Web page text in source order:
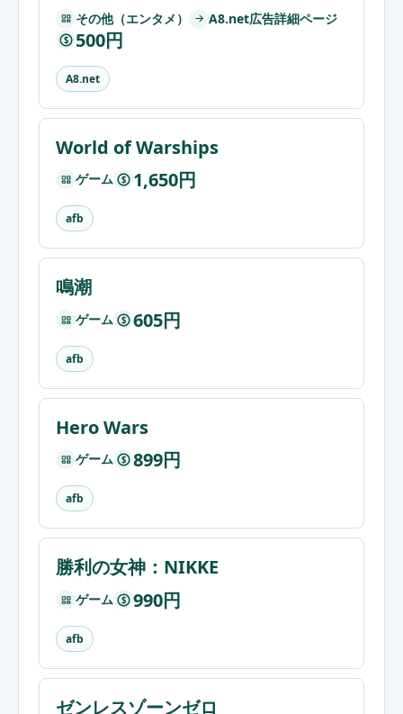
その他（エンタメ） A8.net広告詳細ページ
$ 500円
A8.net
World of Warships
ゲーム $ 1,650円
afb
鳴潮
ゲーム $ 605円
afb
Hero Wars
ゲーム $ 899円
afb
勝利の女神：NIKKE
ゲーム $ 990円
afb
ゼンレスゾーンゼロ